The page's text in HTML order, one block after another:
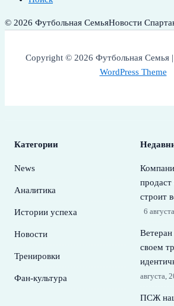
© 2026 Футбольная СемьяНовости
Copyright © 2026 Футбольная Семья
WordPress Theme
Категории
News
Аналитика
Истории успеха
Новости
Тренировки
Фан-культура
строит
6
своем
августа,
ПСЖ